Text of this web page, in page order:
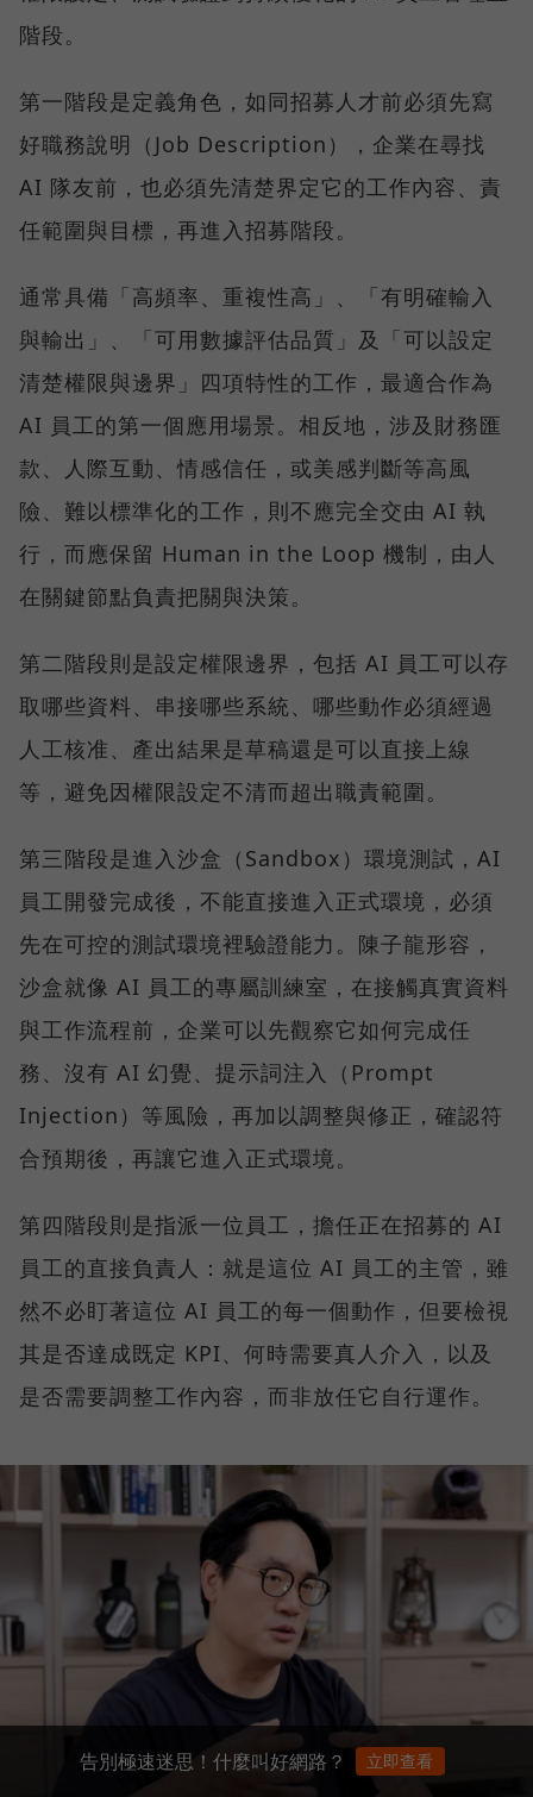
階段。
第一階段是定義角色，如同招募人才前必須先寫
好職務說明（Job Description），企業在尋找
AI 隊友前，也必須先清楚界定它的工作內容、責
任範圍與目標，再進入招募階段。
通常具備「高頻率、重複性高」、「有明確輸入
與輸出」、「可用數據評估品質」及「可以設定
清楚權限與邊界」四項特性的工作，最適合作為
AI 員工的第一個應用場景。相反地，涉及財務匯
款、人際互動、情感信任，或美感判斷等高風
險、難以標準化的工作，則不應完全交由 AI 執
行，而應保留 Human in the Loop 機制，由人
在關鍵節點負責把關與決策。
第二階段則是設定權限邊界，包括 AI 員工可以存
取哪些資料、串接哪些系統、哪些動作必須經過
人工核准、產出結果是草稿還是可以直接上線
等，避免因權限設定不清而超出職責範圍。
第三階段是進入沙盒（Sandbox）環境測試，AI
員工開發完成後，不能直接進入正式環境，必須
先在可控的測試環境裡驗證能力。陳子龍形容，
沙盒就像 AI 員工的專屬訓練室，在接觸真實資料
與工作流程前，企業可以先觀察它如何完成任
務、沒有 AI 幻覺、提示詞注入（Prompt
Injection）等風險，再加以調整與修正，確認符
合預期後，再讓它進入正式環境。
第四階段則是指派一位員工，擔任正在招募的 AI
員工的直接負責人：就是這位 AI 員工的主管，雖
然不必盯著這位 AI 員工的每一個動作，但要檢視
其是否達成既定 KPI、何時需要真人介入，以及
是否需要調整工作內容，而非放任它自行運作。
告別極速迷思！什麼叫好網路？ 立即查看